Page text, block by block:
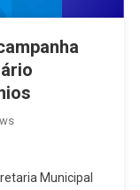
Municipal